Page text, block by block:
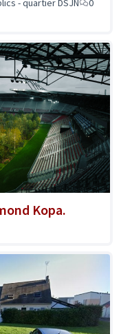
- quartier DSJN
0
Kopa.